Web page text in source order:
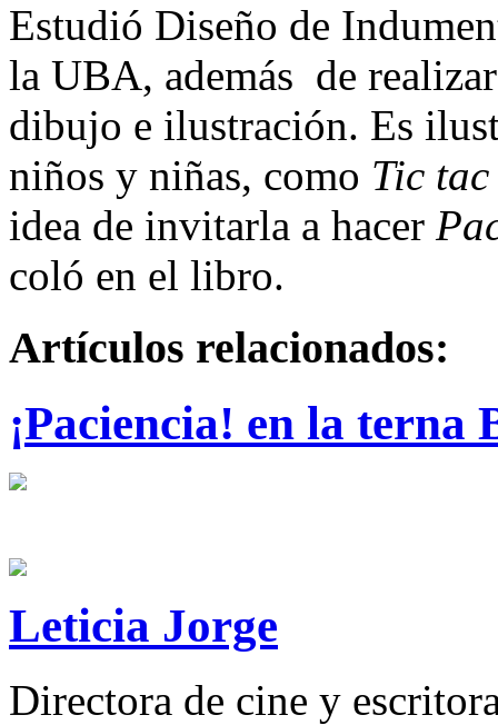
Estudió Diseño de
la UBA, además de
dibujo e ilustración. Es
niños y niñas, como Tic
idea de invitarla a hacer
coló en el libro.
Artículos relacionados:
¡Paciencia! en la
Leticia Jorge
Directora de cine y